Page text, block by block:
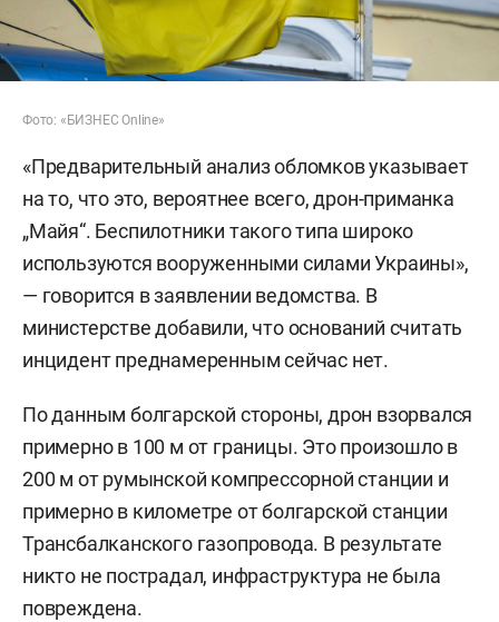
Фото: «БИЗНЕС Online»
«Предварительный анализ обломков указывает
на то, что это, вероятнее всего, дрон-приманка
„Майя“. Беспилотники такого типа широко
используются вооруженными силами Украины»,
— говорится в заявлении ведомства. В
министерстве добавили, что оснований считать
инцидент преднамеренным сейчас нет.
По данным болгарской стороны, дрон взорвался
примерно в 100 м от границы. Это произошло в
200 м от румынской компрессорной станции и
примерно в километре от болгарской станции
Трансбалканского газопровода. В результате
никто не пострадал, инфраструктура не была
повреждена.